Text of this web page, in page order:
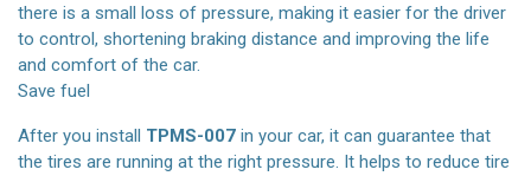
there is a small loss of pressure, making it easier for the driver
to control, shortening braking distance and improving the life
and comfort of the car.
Save fuel
After you install TPMS-007 in your car, it can guarantee that
the tires are running at the right pressure. It helps to reduce tire